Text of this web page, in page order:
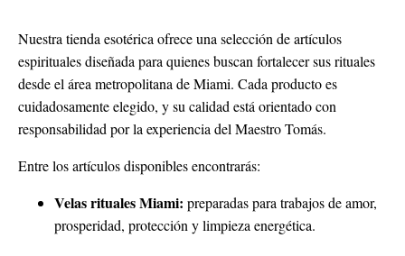
Nuestra tienda esotérica ofrece una selección de artículos
espirituales diseñada para quienes buscan fortalecer sus rituales
desde el área metropolitana de Miami. Cada producto es
cuidadosamente elegido, y su calidad está orientado con
responsabilidad por la experiencia del Maestro Tomás.
Entre los artículos disponibles encontrarás:
Velas rituales Miami: preparadas para trabajos de amor,
prosperidad, protección y limpieza energética.